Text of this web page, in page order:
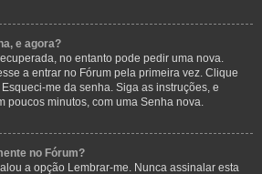
e agora?
no entanto pode pedir uma nova.
a entrar no Fórum pela primeira vez. Clique
me da senha. Siga as instruções, e
poucos minutos, com uma Senha nova.
no Fórum?
a opção Lembrar-me. Nunca assinalar esta